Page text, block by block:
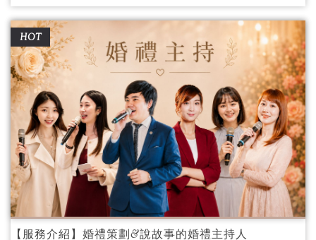
場以上婚禮。細心的Nicole總能面面俱到打點婚
禮細節，甜美聲音，說出動人故事。
HOT
【服務介紹】婚禮策劃&說故事的婚禮主持人